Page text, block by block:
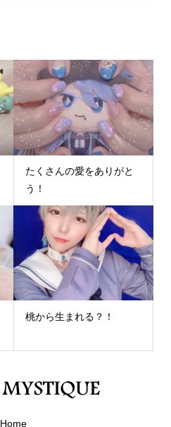
たくさんの愛をありがと
う！
桃から生まれる？！
Home